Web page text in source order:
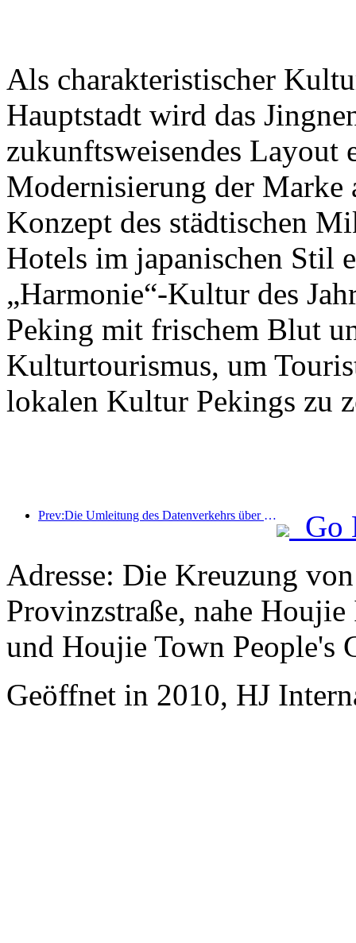
Als charakteristischer
Hauptstadt wird das
zukunftsweisendes Layout
Modernisierung der Marke
Konzept des städtischen
Hotels im japanischen Stil
„Harmonie“-Kultur des
Peking mit frischem Blut
Kulturtourismus, um
lokalen Kultur Pekings zu
Prev:Die Umleitung des Datenverkehrs über alle Medien trägt zur Erneuerung alter Geschäfte bei und schafft ein neues Modell des „Null-Hochlaufs“
Go
Adresse: Die Kreuzung
Provinzstraße, nahe
und Houjie Town People's
Geöffnet in 2010, HJ